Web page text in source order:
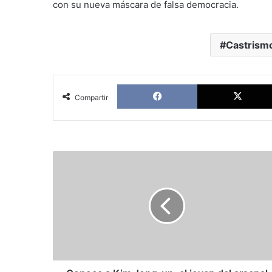
con su nueva máscara de falsa democracia.
Compartir
Facebook
arsenal